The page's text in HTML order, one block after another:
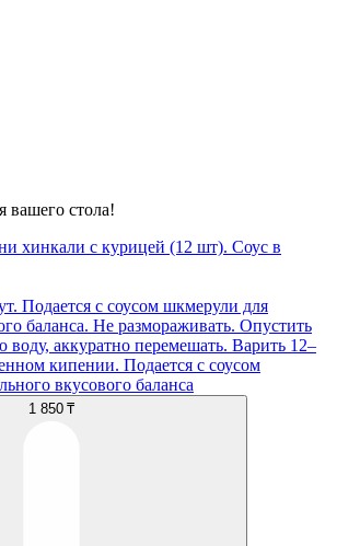
вашего стола!
хинкали с курицей (12 шт). Соус в
Подается с соусом шкмерули для
баланса. Не размораживать. Опустить
аккуратно перемешать. Варить 12–
кипении. Подается с соусом
вкусового баланса
1 850 ₸